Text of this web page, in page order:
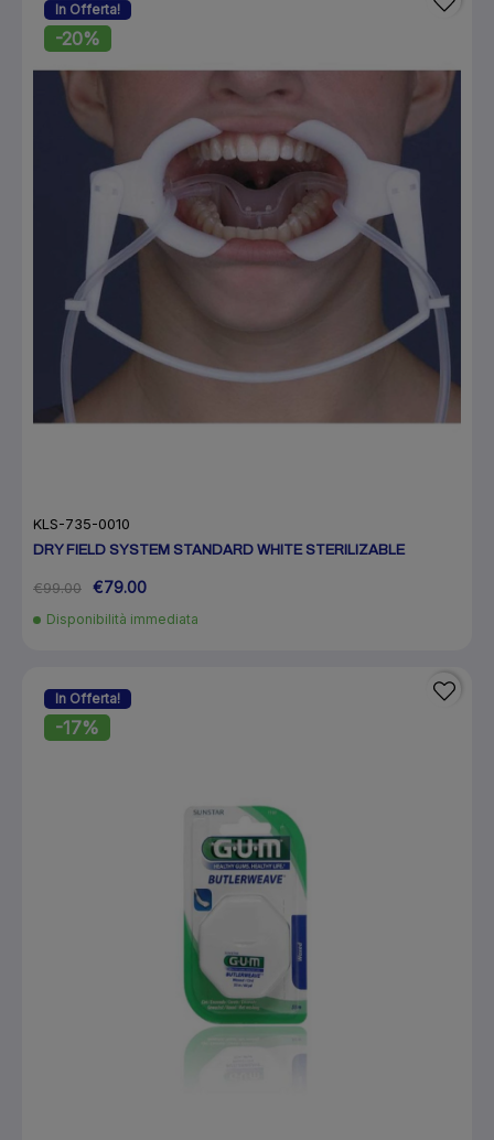
In Offerta!
-20%
KLS-735-0010
DRY FIELD SYSTEM STANDARD WHITE STERILIZABLE
€99.00 €79.00
Disponibilità immediata
In Offerta!
-17%